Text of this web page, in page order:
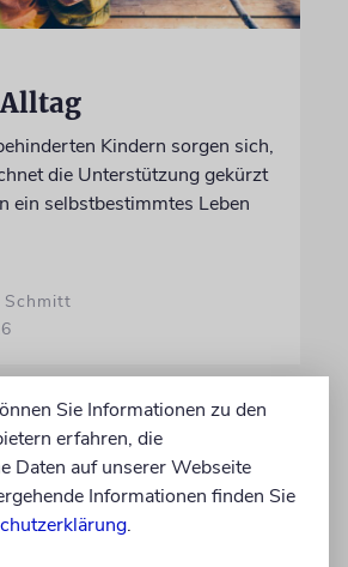
Kindern sorgen sich,
die Unterstützung gekürzt
ein selbstbestimmtes Leben
Schmitt
Sie Informationen zu den
erfahren, die
Daten auf unserer Webseite
Informationen finden Sie
.